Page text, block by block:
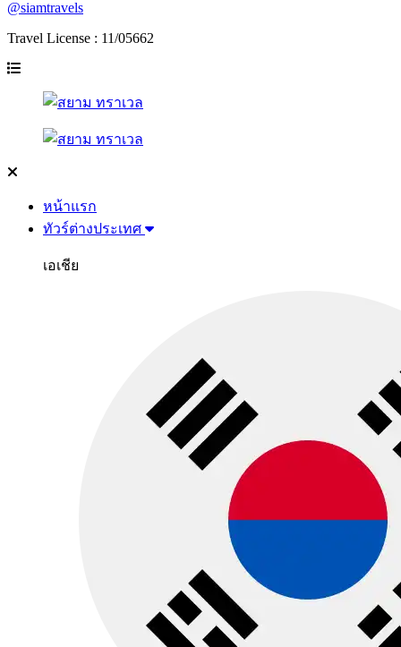
@siamtravels
Travel License : 11/05662
หน้าแรก
ทัวร์ต่างประเทศ
เอเชีย